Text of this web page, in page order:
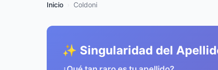
Inicio Coldoni
✨ Singularidad del